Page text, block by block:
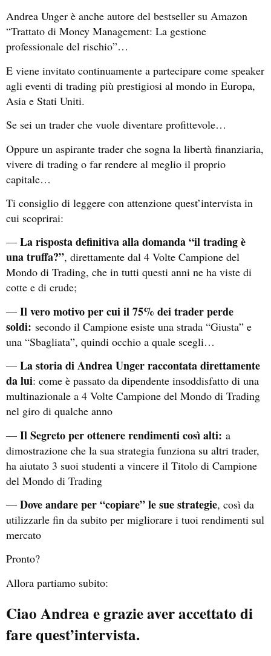
Andrea Unger è anche autore del bestseller su Amazon
“Trattato di Money Management: La gestione
professionale del rischio”…
E viene invitato continuamente a partecipare come speaker
agli eventi di trading più prestigiosi al mondo in Europa,
Asia e Stati Uniti.
Se sei un trader che vuole diventare profittevole…
Oppure un aspirante trader che sogna la libertà finanziaria,
vivere di trading o far rendere al meglio il proprio
capitale…
Ti consiglio di leggere con attenzione quest’intervista in
cui scoprirai:
— La risposta definitiva alla domanda “il trading è
una truffa?”, direttamente dal 4 Volte Campione del
Mondo di Trading, che in tutti questi anni ne ha viste di
cotte e di crude;
— Il vero motivo per cui il 75% dei trader perde
soldi: secondo il Campione esiste una strada “Giusta” e
una “Sbagliata”, quindi occhio a quale scegli…
— La storia di Andrea Unger raccontata direttamente
da lui: come è passato da dipendente insoddisfatto di una
multinazionale a 4 Volte Campione del Mondo di Trading
nel giro di qualche anno
— Il Segreto per ottenere rendimenti così alti: a
dimostrazione che la sua strategia funziona su altri trader,
ha aiutato 3 suoi studenti a vincere il Titolo di Campione
del Mondo di Trading
— Dove andare per “copiare” le sue strategie, così da
utilizzarle fin da subito per migliorare i tuoi rendimenti sul
mercato
Pronto?
Allora partiamo subito:
Ciao Andrea e grazie aver accettato di
fare quest’intervista.